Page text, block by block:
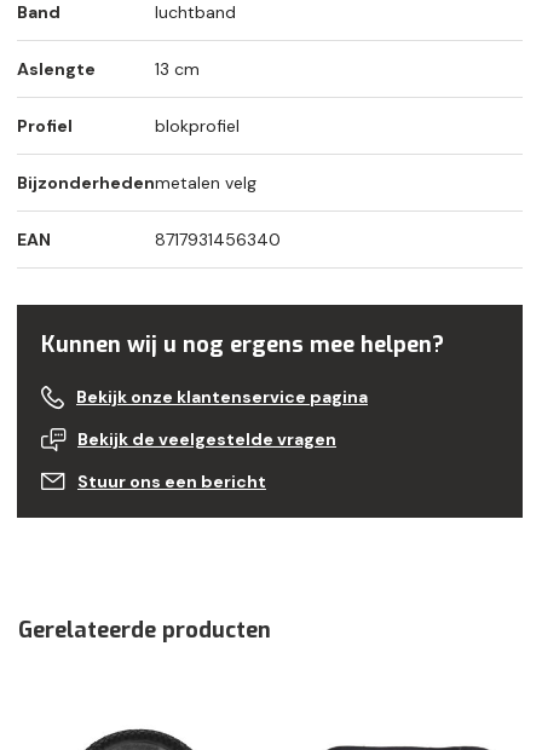
Band luchtband
Aslengte 13 cm
Profiel blokprofiel
Bijzonderhedenmetalen velg
EAN 8717931456340
Kunnen wij u nog ergens mee helpen?
Bekijk onze klantenservice pagina
Bekijk de veelgestelde vragen
Stuur ons een bericht
Gerelateerde producten